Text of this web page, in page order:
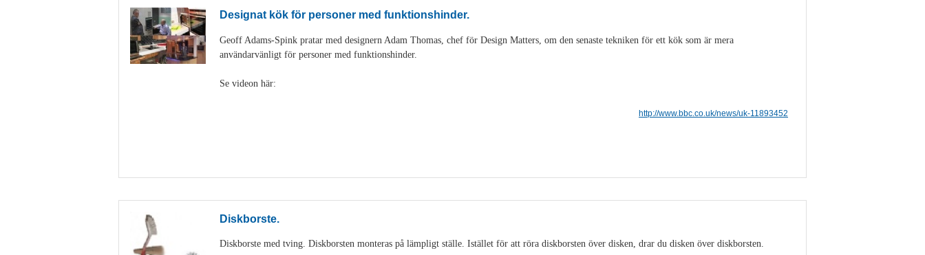
Designat kök för personer med funktionshinder.
Geoff Adams-Spink pratar med designern Adam Thomas, chef för Design Matters, om den senaste tekniken för ett kök som är mera
användarvänligt för personer med funktionshinder.
Se videon här:
http://www.bbc.co.uk/news/uk-11893452
Diskborste.
Diskborste med tving. Diskborsten monteras på lämpligt ställe. Istället för att röra diskborsten över disken, drar du disken över diskborsten.